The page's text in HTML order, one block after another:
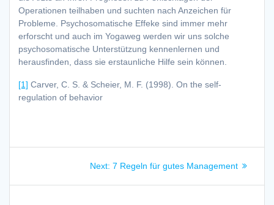
Operationen teilhaben und suchten nach Anzeichen für
Probleme. Psychosomatische Effeke sind immer mehr
erforscht und auch im Yogaweg werden wir uns solche
psychosomatische Unterstützung kennenlernen und
herausfinden, dass sie erstaunliche Hilfe sein können.
[1] Carver, C. S. & Scheier, M. F. (1998). On the self-
regulation of behavior
Beitragsnavigation
Next: Next
7 Regeln für gutes Management